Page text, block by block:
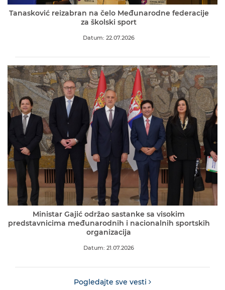
Tanasković reizabran na čelo Međunarodne federacije
za školski sport
Datum: 22.07.2026
Ministar Gajić održao sastanke sa visokim
predstavnicima međunarodnih i nacionalnih sportskih
organizacija
Datum: 21.07.2026
Pogledajte sve vesti